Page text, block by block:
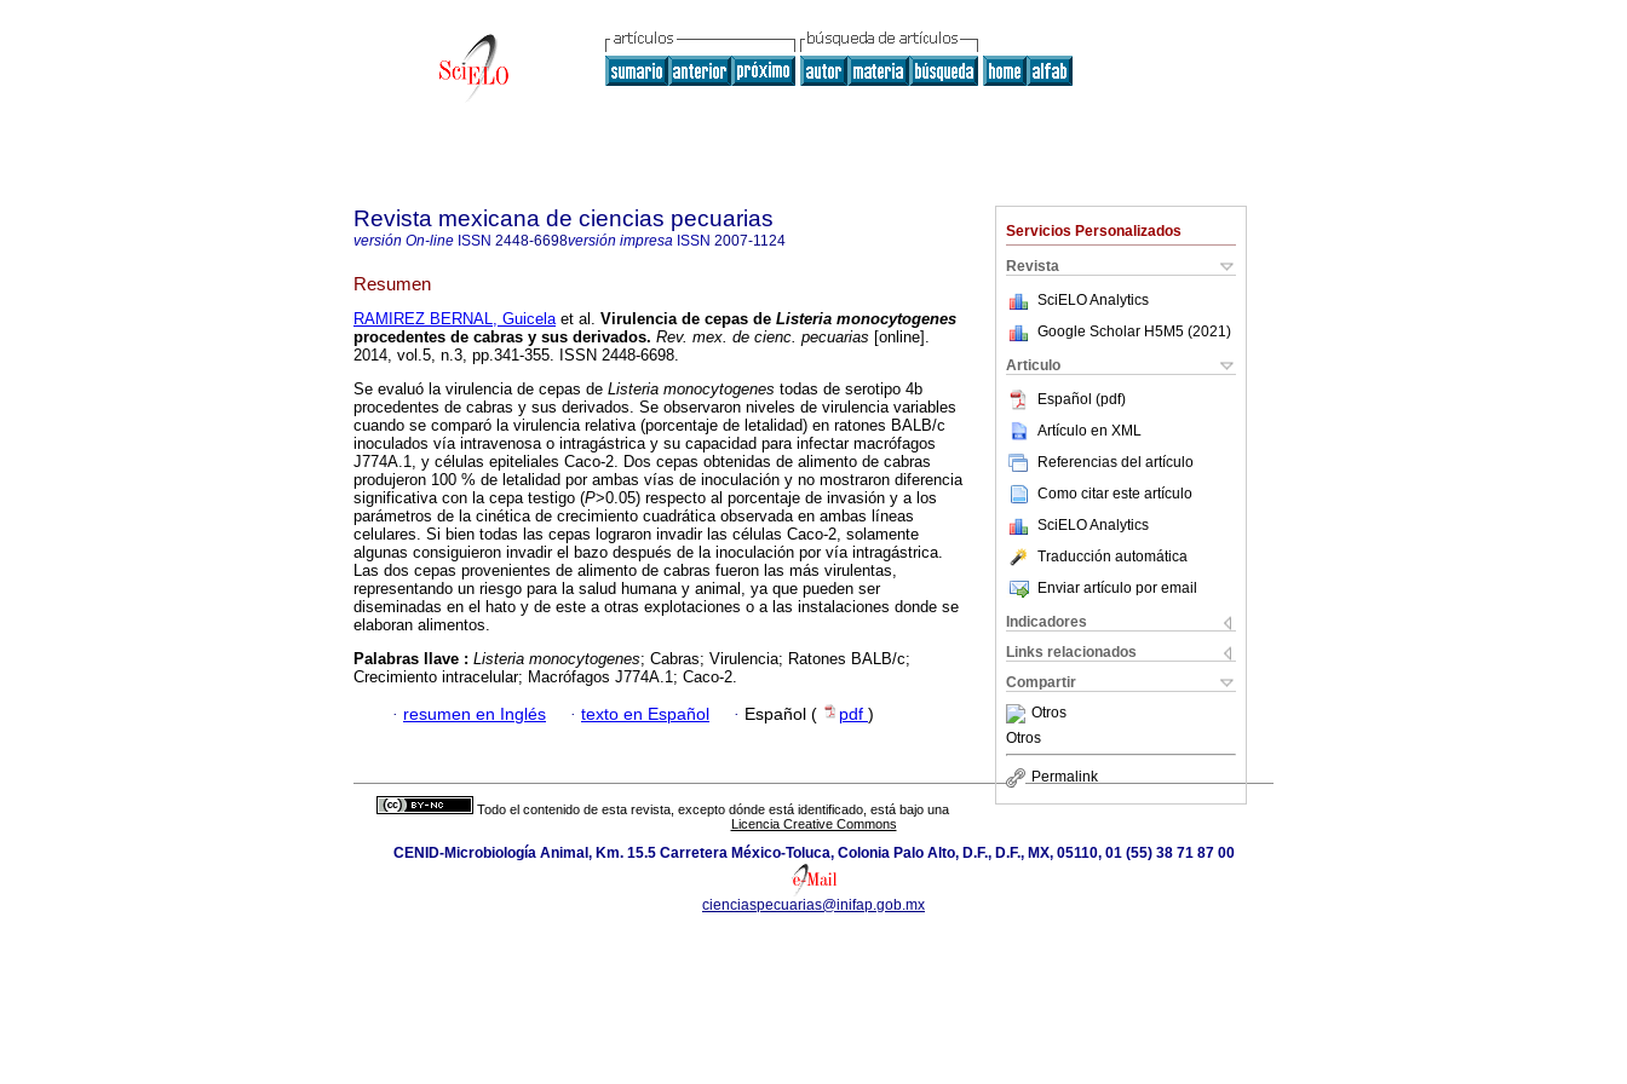
Servicios Personalizados
Revista
SciELO Analytics
Google Scholar H5M5 (2021 )
Articulo
Español (pdf)
Artículo en XML
Referencias del artículo
Como citar este artículo
SciELO Analytics
Traducción automática
Enviar artículo por email
Indicadores
Links relacionados
Compartir
Otros
Otros
Permalink
Revista mexicana de ciencias pecuarias
versión On-line ISSN 2448-6698versión impresa ISSN 2007-1124
Resumen
RAMIREZ BERNAL, Guicelaet al. Virulencia de cepas de Listeria monocytogenes
procedentes de cabras y sus derivados. Rev. mex. de cienc. pecuarias [online].
2014, vol.5, n.3, pp.341-355. ISSN 2448-6698.
Se evaluó la virulencia de cepas de Listeria monocytogenes todas de serotipo 4b
procedentes de cabras y sus derivados. Se observaron niveles de virulencia variables
cuando se comparó la virulencia relativa (porcentaje de letalidad) en ratones BALB/c
inoculados vía intravenosa o intragástrica y su capacidad para infectar macrófagos
J774A.1, y células epiteliales Caco-2. Dos cepas obtenidas de alimento de cabras
produjeron 100 % de letalidad por ambas vías de inoculación y no mostraron diferencia
significativa con la cepa testigo (P>0.05) respecto al porcentaje de invasión y a los
parámetros de la cinética de crecimiento cuadrática observada en ambas líneas
celulares. Si bien todas las cepas lograron invadir las células Caco-2, solamente
algunas consiguieron invadir el bazo después de la inoculación por vía intragástrica.
Las dos cepas provenientes de alimento de cabras fueron las más virulentas,
representando un riesgo para la salud humana y animal, ya que pueden ser
diseminadas en el hato y de este a otras explotaciones o a las instalaciones donde se
elaboran alimentos.
Palabras llave : Listeria monocytogenes; Cabras; Virulencia; Ratones BALB/c;
Crecimiento intracelular; Macrófagos J774A.1; Caco-2.
· resumen en Inglés · texto en Español · Español ( pdf )
Todo el contenido de esta revista, excepto dónde está identificado, está bajo una
Licencia Creative Commons
CENID-Microbiología Animal, Km. 15.5 Carretera México-Toluca, Colonia Palo Alto, D.F., D.F., MX, 05110, 01 (55) 38 71 87 00
cienciaspecuarias@inifap.gob.mx